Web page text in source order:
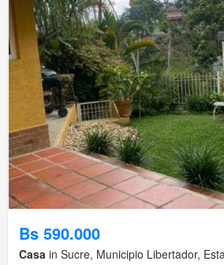
Bs 590.000
Casa in Sucre, Municipio Libertador,